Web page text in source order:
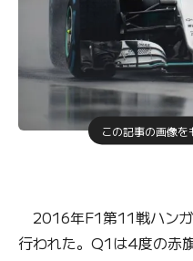
この記事の画像を
2016年F1第11戦ハン
行われた。Q1は4度の赤